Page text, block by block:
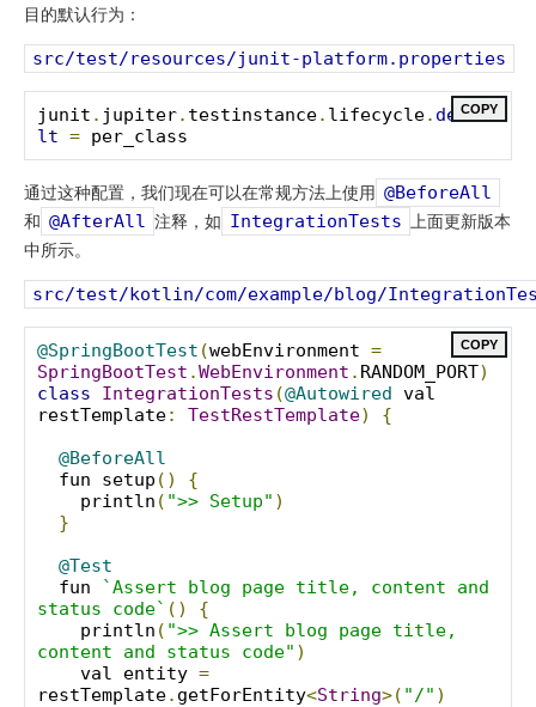
目的默认行为：
src/test/resources/junit-platform.properties
junit . jupiter. testinstance. lifecycle. defau
lt = per_class
COPY
通过这种配置，我们现在可以在常规方法上使用 @BeforeAll
和 @AfterAll 注释，如 IntegrationTests
上面更新版本
中所示。
src/test/kotlin/com/example/blog/
@SpringBootTest (webEnvironment =
SpringBootTest .WebEnvironment . RANDOM_PORT)
class
IntegrationTests (@Autowired val
restTemplate: TestRestTemplate)
{
@BeforeAll
  fun setup
()
{
    println
( ">> Setup" )
}
@Test
  fun
`Assert blog page title, content and
status code` ()
{
    println
( ">> Assert blog page title,
content and status code" )
    val entity
=
restTemplate. getForEntity<String>( "/" )
COPY